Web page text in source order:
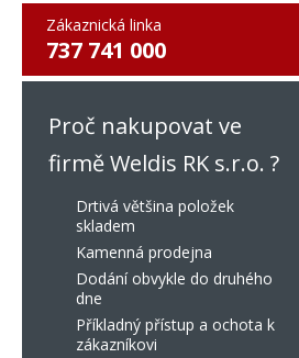
Zákaznická linka
737 741 000
Proč nakupovat ve
firmě Weldis RK s.r.o. ?
Drtivá většina položek
skladem
Kamenná prodejna
Dodání obvykle do druhého
dne
Příkladný přístup a ochota k
zákazníkovi